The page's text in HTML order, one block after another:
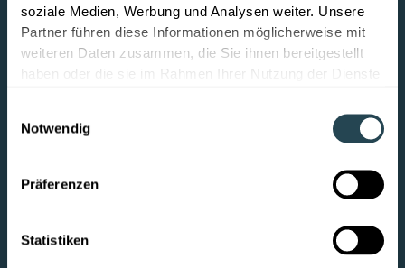
soziale Medien, Werbung und Analysen weiter. Unsere
Partner führen diese Informationen möglicherweise mit
weiteren Daten zusammen, die Sie ihnen bereitgestellt
haben oder die sie im Rahmen Ihrer Nutzung der Dienste
Notwendig
Präferenzen
Statistiken
50%
Weniger Wiederholungen: relevante Daten sind
vergleichbar statt verteilt auf Dateien, Tabellen und
Köpfe.
30%
manuelle Übertragung. Und damit mehr Zeit für das, was